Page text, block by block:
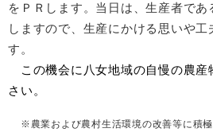
をＰＲします。当日は、生産者で
しますので、生産にかける思いや工
す。
この機会に八女地域の自慢の農産
さい。
※農業および農村生活環境の改善等に積